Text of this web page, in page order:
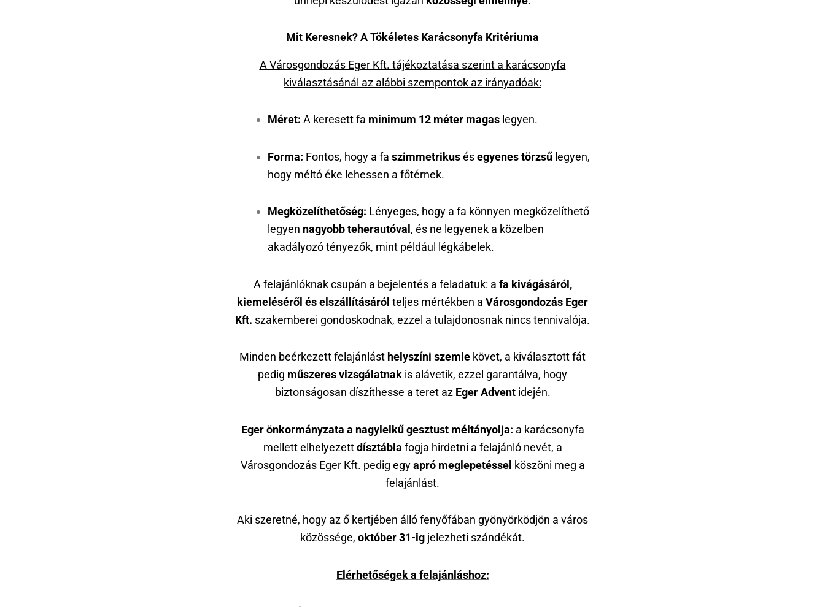
Mit Keresnek? A Tökéletes Karácsonyfa Kritériuma
A Városgondozás Eger Kft. tájékoztatása szerint a karácsonyfa
kiválasztásánál az alábbi szempontok az irányadóak:
Méret: A keresett fa minimum 12 méter magas legyen.
Forma: Fontos, hogy a fa szimmetrikusésegyenes törzsű legyen,
hogy méltó éke lehessen a főtérnek.
Megközelíthetőség: Lényeges, hogy a fa könnyen megközelíthető
legyen nagyobb teherautóval , és ne legyenek a közelben
akadályozó tényezők, mint például légkábelek.
A felajánlóknak csupán a bejelentés a feladatuk: a fa kivágásáról,
kiemeléséről és elszállításáról teljes mértékben a Városgondozás Eger
Kft. szakemberei gondoskodnak, ezzel a tulajdonosnak nincs tennivalója.
Minden beérkezett felajánlást helyszíni szemle követ, a kiválasztott fát
pedig műszeres vizsgálatnak is alávetik, ezzel garantálva, hogy
biztonságosan díszíthesse a teret az Eger Adventidején.
Eger önkormányzata a nagylelkű gesztust méltányolja: a karácsonyfa
mellett elhelyezettdísztábla fogja hirdetni a felajánló nevét, a
Városgondozás Eger Kft. pedig egyapró meglepetéssel köszöni meg a
felajánlást.
Aki szeretné, hogy az ő kertjében álló fenyőfában gyönyörködjön a város
közössége, október 31-ig jelezheti szándékát.
Elérhetőségek a felajánláshoz: